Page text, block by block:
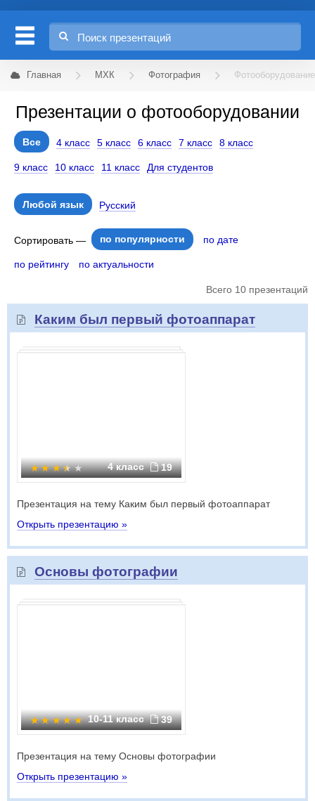
Главная МХК Фотография Фотооборудование
Презентации о фотооборудовании
Все 4 класс 5 класс 6 класс 7 класс 8 класс
9 класс 10 класс 11 класс Для студентов
Любой язык Русский
Сортировать — по популярности по дате
по рейтингу по актуальности
Всего 10 презентаций
Каким был первый фотоаппарат
4 класс 19
Презентация на тему Каким был первый фотоаппарат
Открыть презентацию »
Основы фотографии
10-11 класс 39
Презентация на тему Основы фотографии
Открыть презентацию »